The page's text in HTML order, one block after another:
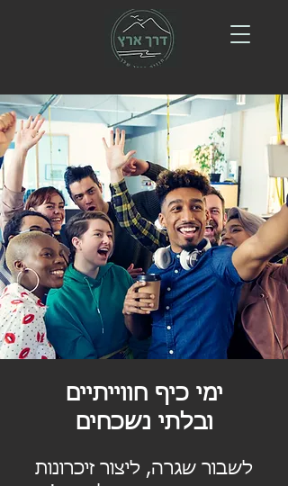
ימי כיף חווייתיים
ובלתי נשכחים
לשבור שגרה, ליצור זיכרונות